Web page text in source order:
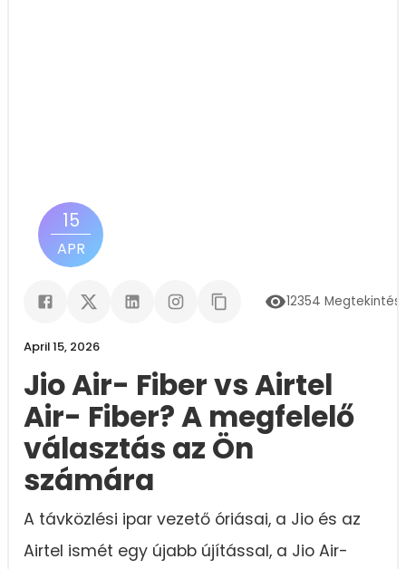
15
APR
12354
April 15, 2026
Jio Air- Fiber vs Airtel
Air- Fiber? A megfelelő
választás az Ön
számára
A távközlési ipar vezető óriásai, a Jio és az
Airtel ismét egy újabb újítással, a Jio Air-